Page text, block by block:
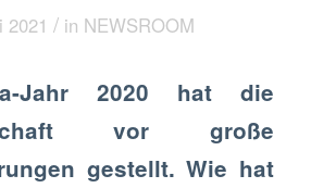
2021 / in NEWSROOM
Jahr 2020 hat die
vor große
gestellt. Wie hat